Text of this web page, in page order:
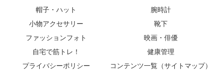
帽子・ハット
腕時計
小物アクセサリー
靴下
ファッションフォト
映画・俳優
自宅で筋トレ！
健康管理
プライバシーポリシー
コンテンツ一覧（サイトマップ）